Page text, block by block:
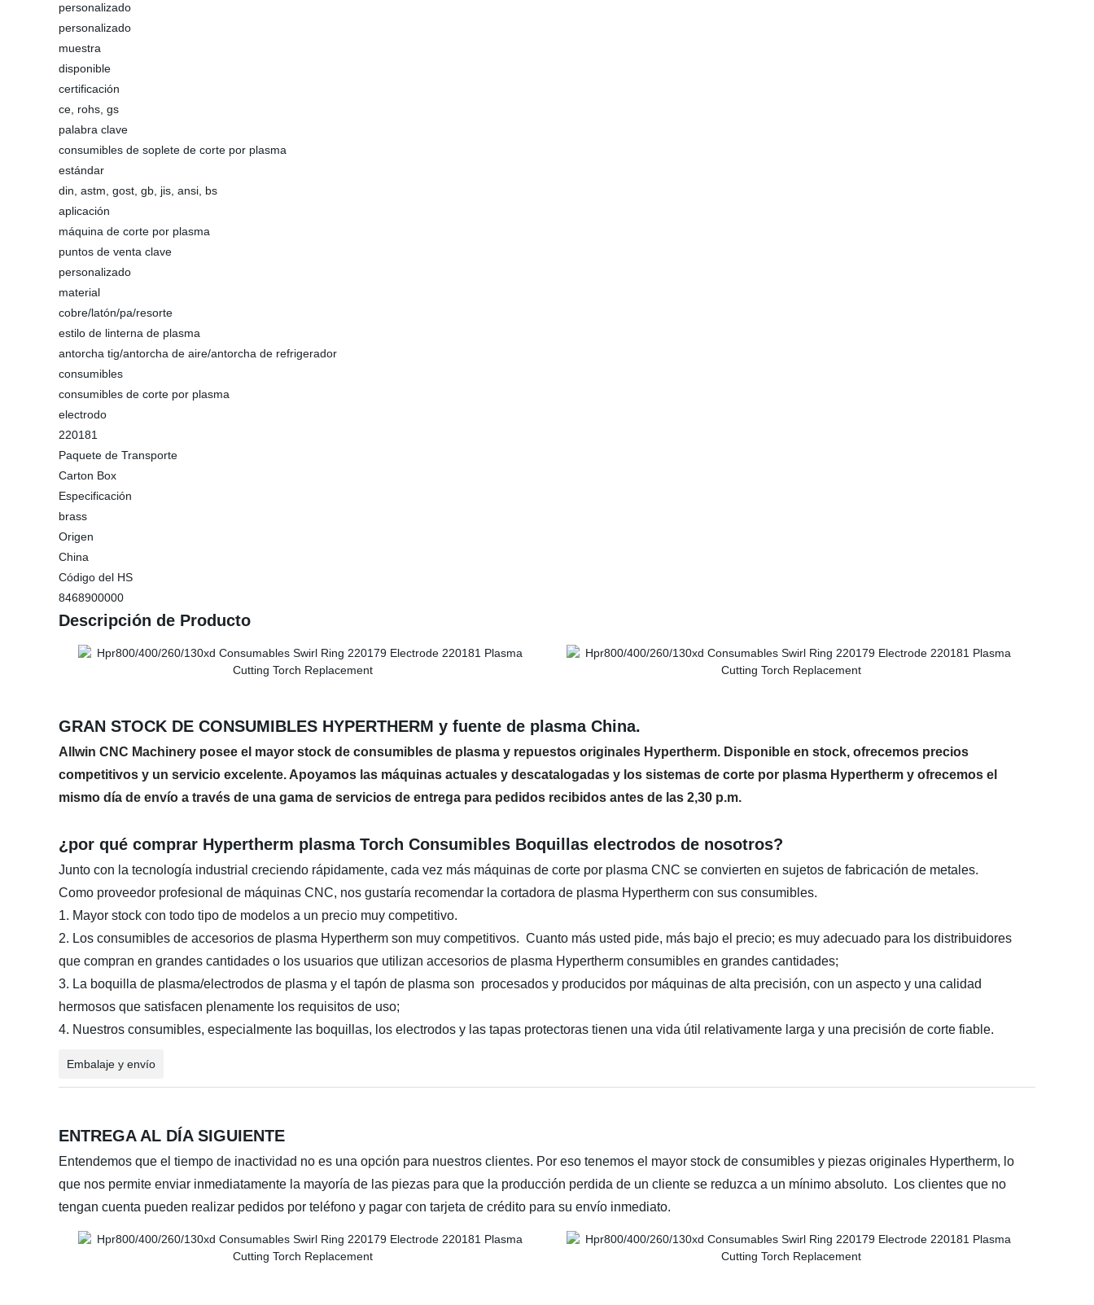
personalizado
personalizado
muestra
disponible
certificación
ce, rohs, gs
palabra clave
consumibles de soplete de corte por plasma
estándar
din, astm, gost, gb, jis, ansi, bs
aplicación
máquina de corte por plasma
puntos de venta clave
personalizado
material
cobre/latón/pa/resorte
estilo de linterna de plasma
antorcha tig/antorcha de aire/antorcha de refrigerador
consumibles
consumibles de corte por plasma
electrodo
220181
Paquete de Transporte
Carton Box
Especificación
brass
Origen
China
Código del HS
8468900000
Descripción de Producto
GRAN STOCK DE CONSUMIBLES HYPERTHERM y fuente de plasma China.
Allwin CNC Machinery posee el mayor stock de consumibles de plasma y repuestos originales Hypertherm. Disponible en stock, ofrecemos precios
competitivos y un servicio excelente. Apoyamos las máquinas actuales y descatalogadas y los sistemas de corte por plasma Hypertherm y ofrecemos el
mismo día de envío a través de una gama de servicios de entrega para pedidos recibidos antes de las 2,30 p.m.
¿por qué comprar Hypertherm plasma Torch Consumibles Boquillas electrodos de nosotros?
Junto con la tecnología industrial creciendo rápidamente, cada vez más máquinas de corte por plasma CNC se convierten en sujetos de fabricación de metales.
Como proveedor profesional de máquinas CNC, nos gustaría recomendar la cortadora de plasma Hypertherm con sus consumibles.
1. Mayor stock con todo tipo de modelos a un precio muy competitivo.
2. Los consumibles de accesorios de plasma Hypertherm son muy competitivos. Cuanto más usted pide, más bajo el precio; es muy adecuado para los distribuidores
que compran en grandes cantidades o los usuarios que utilizan accesorios de plasma Hypertherm consumibles en grandes cantidades;
3. La boquilla de plasma/electrodos de plasma y el tapón de plasma son procesados y producidos por máquinas de alta precisión, con un aspecto y una calidad
hermosos que satisfacen plenamente los requisitos de uso;
4. Nuestros consumibles, especialmente las boquillas, los electrodos y las tapas protectoras tienen una vida útil relativamente larga y una precisión de corte fiable.
Embalaje y envío
ENTREGA AL DÍA SIGUIENTE
Entendemos que el tiempo de inactividad no es una opción para nuestros clientes. Por eso tenemos el mayor stock de consumibles y piezas originales Hypertherm, lo
que nos permite enviar inmediatamente la mayoría de las piezas para que la producción perdida de un cliente se reduzca a un mínimo absoluto. Los clientes que no
tengan cuenta pueden realizar pedidos por teléfono y pagar con tarjeta de crédito para su envío inmediato.